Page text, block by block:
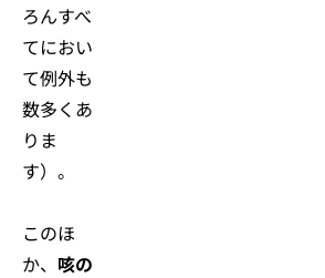
ろんすべ
てにおい
て例外も
数多くあ
りま
す）。
このほ
か、 咳の